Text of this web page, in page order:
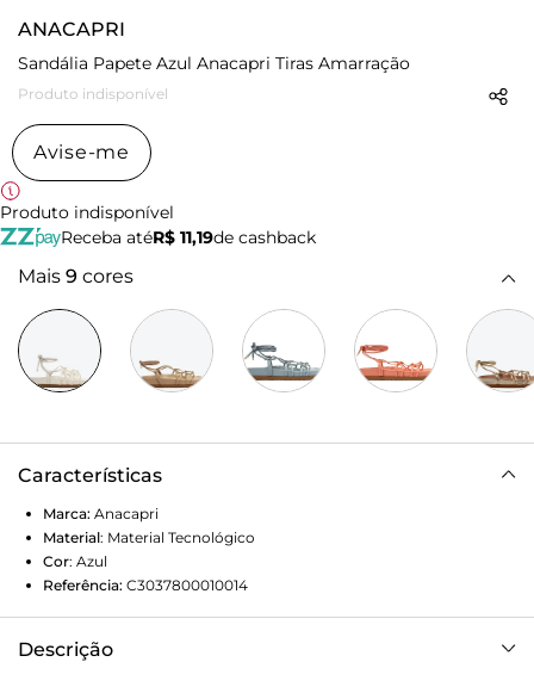
ANACAPRI
Sandália Papete Azul Anacapri Tiras Amarração
Produto indisponível
Avise-me
Produto indisponível
Receba atéR$ 11,19de cashback
Mais 9 cores
Características
Marca: Anacapri
Material: Material Tecnológico
Cor: Azul
Referência: C3037800010014
Descrição